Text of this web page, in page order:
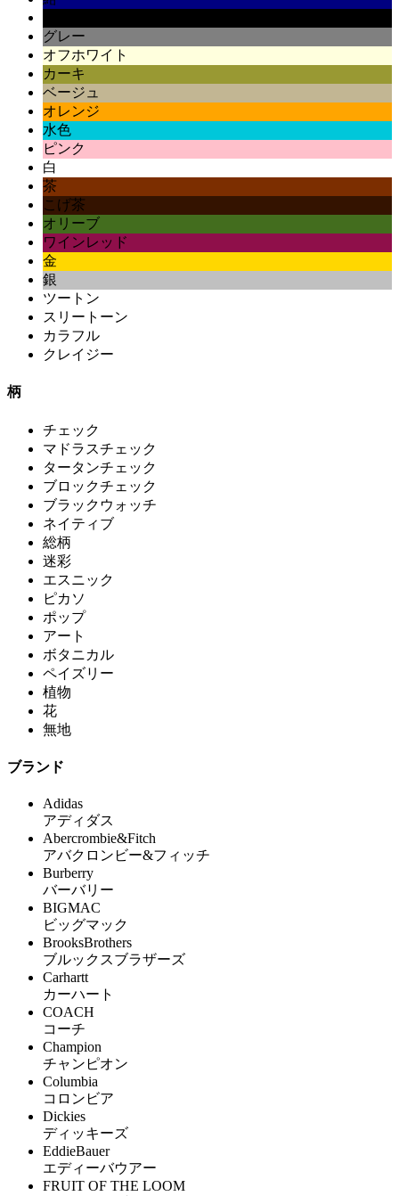
グレー
オフホワイト
カーキ
ベージュ
オレンジ
水色
ピンク
白
茶
こげ茶
オリーブ
ワインレッド
金
銀
ツートン
スリートーン
カラフル
クレイジー
柄
チェック
マドラスチェック
タータンチェック
ブロックチェック
ブラックウォッチ
ネイティブ
総柄
迷彩
エスニック
ピカソ
ポップ
アート
ボタニカル
ペイズリー
植物
花
無地
ブランド
Adidas
アディダス
Abercrombie&Fitch
アバクロンビー&フィッチ
Burberry
バーバリー
BIGMAC
ビッグマック
BrooksBrothers
ブルックスブラザーズ
Carhartt
カーハート
COACH
コーチ
Champion
チャンピオン
Columbia
コロンビア
Dickies
ディッキーズ
EddieBauer
エディーバウアー
FRUIT OF THE LOOM